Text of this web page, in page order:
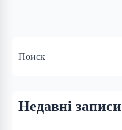
Поиск
Недавні записи